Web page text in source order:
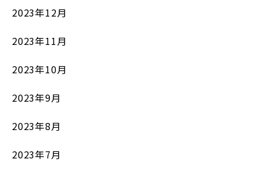
2023年12月
2023年11月
2023年10月
2023年9月
2023年8月
2023年7月